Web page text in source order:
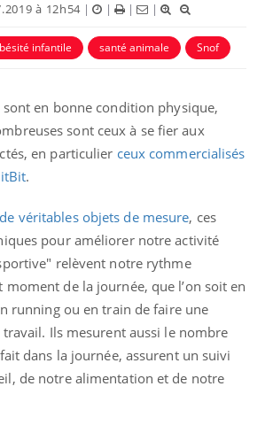
à 12h54 | | | |
infantile santé animale Snof
sont en bonne condition physique,
sont ceux à se fier aux
en particulier ceux commercialisés
.
de véritables objets de mesure, ces
pour améliorer notre activité
relèvent notre rythme
moment de la journée, que l’on soit en
running ou en train de faire une
Ils mesurent aussi le nombre
dans la journée, assurent un suivi
de notre alimentation et de notre